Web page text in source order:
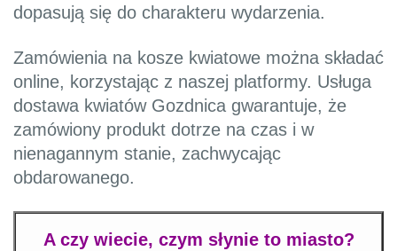
dopasują się do charakteru wydarzenia.
Zamówienia na kosze kwiatowe można składać
online, korzystając z naszej platformy. Usługa
dostawa kwiatów Gozdnica gwarantuje, że
zamówiony produkt dotrze na czas i w
nienagannym stanie, zachwycając
obdarowanego.
A czy wiecie, czym słynie to miasto?